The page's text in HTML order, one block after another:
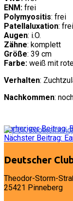
ENM: frei
Polymyositis: frei
Patellaluxation: frei
Augen: i.O.
Zähne: komplett
Größe: 39 cm
Farbe: weiß mit
Verhalten:
Nachkommen:
Vorheriger Beitrag:
Nächster Beitrag:
Deutscher
Theodor-Storm-
25421 Pinneberg